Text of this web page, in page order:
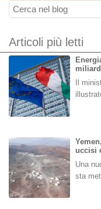
Articoli più letti
Il
uccisi
Una
sta